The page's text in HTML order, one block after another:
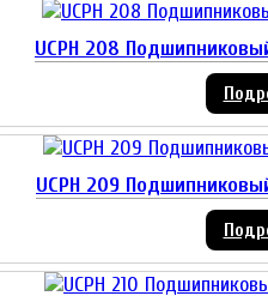
UCPH 208
UCPH 209